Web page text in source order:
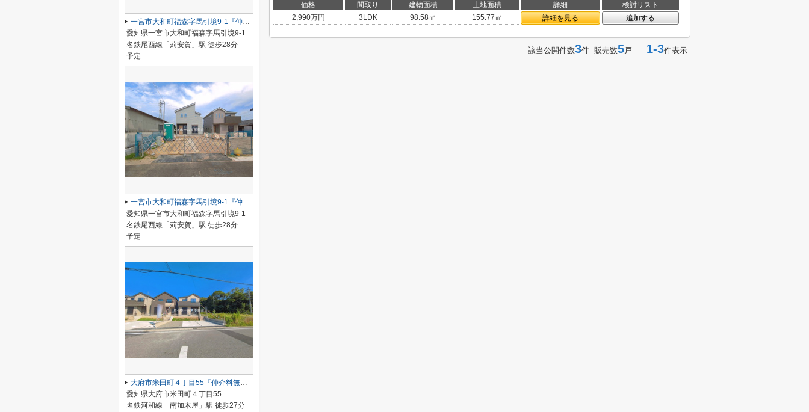
価格 間取り 建物面積 土地面積 詳細
検討リスト
2,990万円 3LDK 98.58㎡ 155.77㎡ 詳細を見る 追加する
該当公開件数3件 販売数5戸 1-3件表示
一宮市大和町福森字馬引境9-1『仲介料無料』新築戸建て
愛知県一宮市大和町福森字馬引境9-1
名鉄尾西線「苅安賀」駅 徒歩28分
予定
一宮市大和町福森字馬引境9-1『仲介料無料』新築戸建て
愛知県一宮市大和町福森字馬引境9-1
名鉄尾西線「苅安賀」駅 徒歩28分
予定
大府市米田町４丁目55『仲介料無料』新築戸建て
愛知県大府市米田町４丁目55
名鉄河和線「南加木屋」駅 徒歩27分